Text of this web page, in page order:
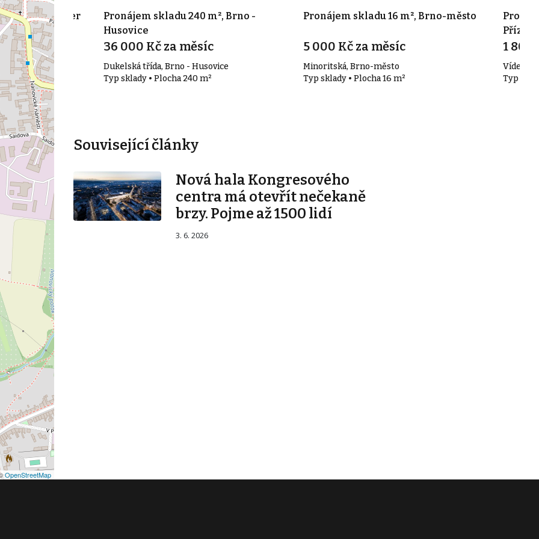
OpenStreetMap
m², Brno-sever
Pronájem skladu 240 m², Brno -
Husovice
36 000 Kč za měsíc
Dukelská třída, Brno - Husovice
Typ sklady • Plocha 240 m²
Pronájem skladu 16 m², Brno-město
5 000 Kč za měsíc
Minoritská, Brno-město
Typ sklady • Plocha 16 m²
1 800
Typ
Související články
Nová hala Kongresového
centra má otevřít nečekaně
brzy. Pojme až 1500 lidí
3. 6. 2026